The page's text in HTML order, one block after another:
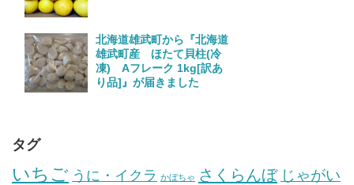
北海道雄武町から『北海道
雄武町産 ほたて貝柱(冷
凍) Aフレーク 1kg[訳あ
り品]』が届きました
タグ
いちご うに・イクラ かぼちゃ さくらんぼ じゃがい